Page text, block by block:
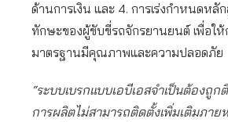
ด้านการเงิน และ 4. การเร่งกำหนดห
ทักษะของผู้ขับขี่รถจักรยานยนต์ เพื่อใ
มาตรฐานมีคุณภาพและความปลอดภัย
“ระบบเบรกแบบเอบีเอสจำเป็นต้องถู
การผลิตไม่สามารถติดตั้งเพิ่มเติมภาย